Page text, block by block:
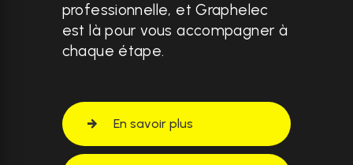
professionnelle, et Graphelec
est là pour vous accompagner à
chaque étape.
En savoir plus